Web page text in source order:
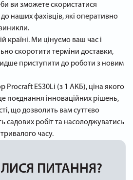
ви зможете скористатися
до наших фахівців, які оперативно
країні. Ми цінуємо ваш час і
скоротити терміни доставки,
приступити до роботи з новим
Procraft ES30Li (з 1 АКБ), ціна якого
поєднання інноваційних рішень,
що дозволить вам суттєво
садових робіт та насолоджуватись
часу.
ПИТАННЯ?